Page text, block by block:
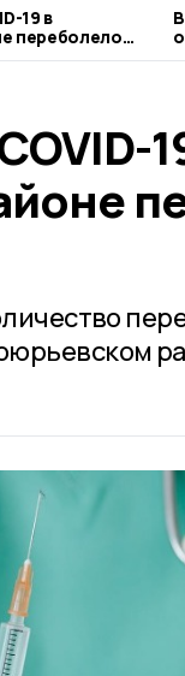
19 в
переболело